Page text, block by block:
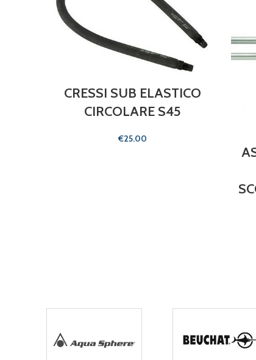
CRESSI SUB ELASTICO
CIRCOLARE S45
€